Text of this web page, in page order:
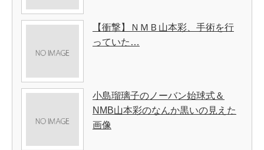
【衝撃】ＮＭＢ山本彩、手術を行
っていた…
小島瑠璃子のノーバン始球式＆
NMB山本彩のなんか黒いの見えた
画像